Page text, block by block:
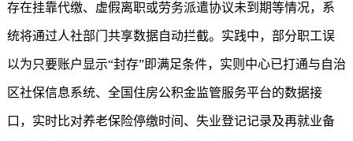
存在挂靠代缴、虚假离职或劳务派遣协议未到期等情况，系
统将通过人社部门共享数据自动拦截。实践中，部分职工误
以为只要账户显示“封存”即满足条件，实则中心已打通与自治
区社保信息系统、全国住房公积金监管服务平台的数据接
口，实时比对养老保险停缴时间、失业登记记录及再就业备